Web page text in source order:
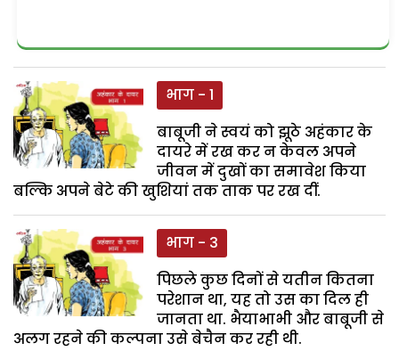
भाग - 1
बाबूजी ने स्वयं को झूठे अहंकार के
दायरे में रख कर न केवल अपने
जीवन में दुखों का समावेश किया
बल्कि अपने बेटे की खुशियां तक ताक पर रख दीं.
भाग - 3
पिछले कुछ दिनों से यतीन कितना
परेशान था, यह तो उस का दिल ही
जानता था. भैयाभाभी और बाबूजी से
अलग रहने की कल्पना उसे बेचैन कर रही थी.